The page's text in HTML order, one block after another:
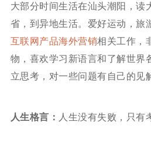
大部分时间生活在汕头潮阳，读
省，到异地生活。爱好运动，旅
互联网产品海外营销相关工作，
物，喜欢学习新语言和了解世界
立思考，对一些问题有自己的见
人生格言： 人生没有失败，只有